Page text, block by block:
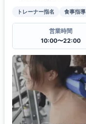
トレーナー指名 食事指導
営業時間
10:00〜22:00